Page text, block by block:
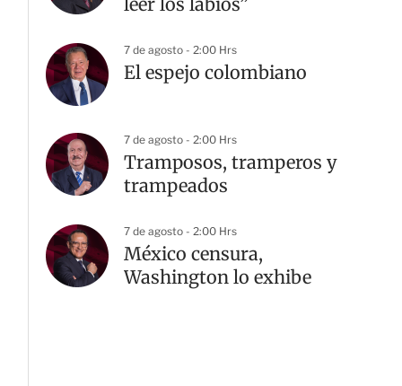
7 de agosto - 2:00 Hrs
El espejo colombiano
7 de agosto - 2:00 Hrs
Tramposos, tramperos y
trampeados
7 de agosto - 2:00 Hrs
México censura,
Washington lo exhibe